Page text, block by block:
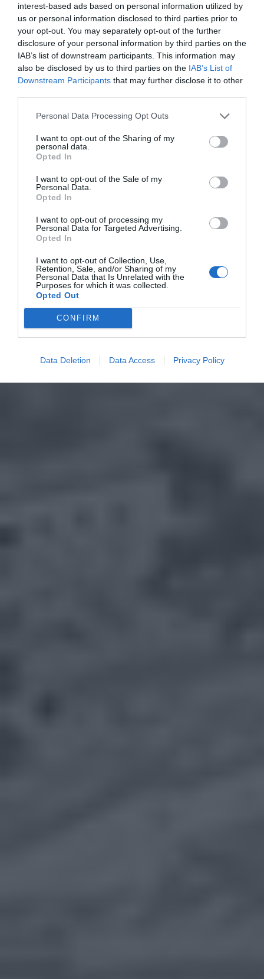
interest-based ads based on personal information utilized by
us or personal information disclosed to third parties prior to
your opt-out. You may separately opt-out of the further
disclosure of your personal information by third parties on the
IAB’s list of downstream participants. This information may
also be disclosed by us to third parties on the IAB’s List of
Downstream Participants that may further disclose it to other
Personal Data Processing Opt Outs
I want to opt-out of the Sharing of my
personal data.
Opted In
I want to opt-out of the Sale of my
Personal Data.
Opted In
I want to opt-out of processing my
Personal Data for Targeted Advertising.
Opted In
I want to opt-out of Collection, Use,
Retention, Sale, and/or Sharing of my
Personal Data that Is Unrelated with the
Purposes for which it was collected.
Opted Out
CONFIRM
Data Deletion Data Access Privacy Policy